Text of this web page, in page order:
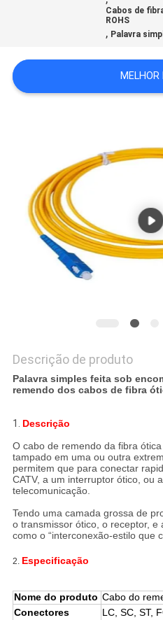
PRIVACY
POLICY
Cabos de
ROHS
, Palavra
MELHOR
Descrição de produto
Palavra simples feita sob
remendo dos cabos de fibra
1. Descrição
O cabo de remendo da fibra
tampado em uma ou outra
permitem que para conectar
CATV, a um interruptor ótico, ou
telecomunicação.
Tendo uma camada grossa de
o transmissor ótico, o receptor,
como o “interconexão-estilo que
2. Especificação
Nome do produto Cabo do
Conectores
LC, SC, ST,